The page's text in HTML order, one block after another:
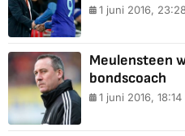
1 juni 2016,
Meulensteen
bondscoach
1 juni 2016, 18:14